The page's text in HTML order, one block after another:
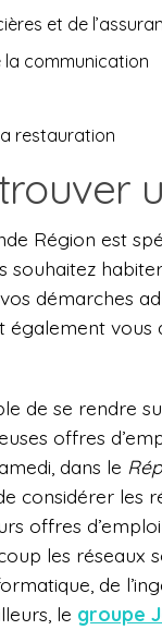
et de
la communication
restauration
Région est
souhaitez
démarches
également
de se rendre
offres
dans le
considérer les
offres
les réseaux
de
le groupe